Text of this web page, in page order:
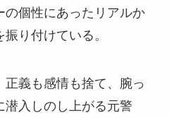
の個性にあったリアルか
り付けている。
義も感情も捨て、腕っ
潜入しのし上がる元警